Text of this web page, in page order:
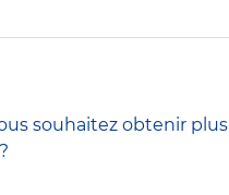
souhaitez obtenir plus